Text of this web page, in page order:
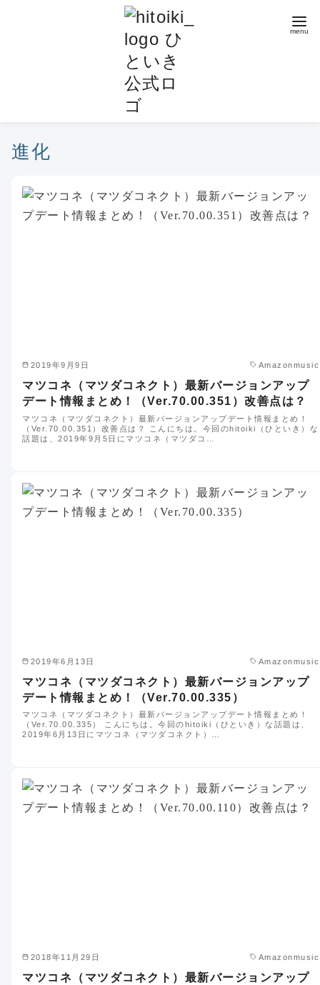
進化
2019年9月9日 Amazonmusic
マツコネ（マツダコネクト）最新バージョンアップ
デート情報まとめ！（Ver.70.00.351）改善点は？
マツコネ（マツダコネクト）最新バージョンアップデート情報まとめ！
（Ver.70.00.351）改善点は？ こんにちは。今回のhitoiki（ひといき）な
話題は、2019年9月5日にマツコネ（マツダコ…
2019年6月13日 Amazonmusic
マツコネ（マツダコネクト）最新バージョンアップ
デート情報まとめ！（Ver.70.00.335）
マツコネ（マツダコネクト）最新バージョンアップデート情報まとめ！
（Ver.70.00.335） こんにちは。今回のhitoiki（ひといき）な話題は、
2019年6月13日にマツコネ（マツダコネクト）…
2018年11月29日 Amazonmusic
マツコネ（マツダコネクト）最新バージョンアップ